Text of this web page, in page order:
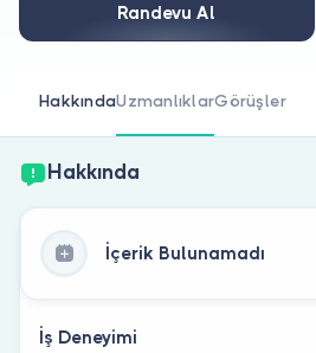
Doktor musunuz?
Randevu Al
HakkındaUzmanlıklarGörüşler
Hakkında
İçerik Bulunamadı
İş Deneyimi